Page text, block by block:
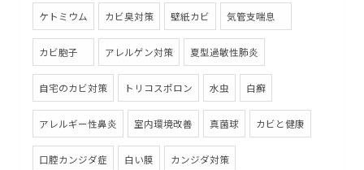
ケトミウム カビ臭対策 壁紙カビ 気管支喘息
カビ胞子 アレルゲン対策 夏型過敏性肺炎
自宅のカビ対策 トリコスポロン 水虫 白癬
アレルギー性鼻炎 室内環境改善 真菌球 カビと健康
口腔カンジダ症 白い膜 カンジダ対策